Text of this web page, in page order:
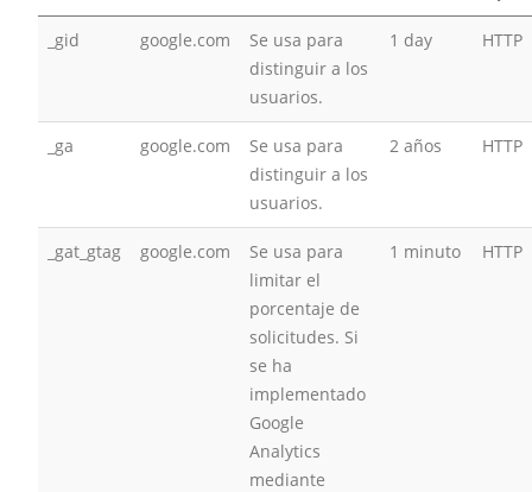
_gid google.com
Se usa para
distinguir a los
usuarios.
1 day HTTP
_ga google.com
Se usa para
distinguir a los
usuarios.
2 años HTTP
_gat_gtag google.com
Se usa para
limitar el
porcentaje de
solicitudes. Si
se ha
implementado
Google
Analytics
mediante
1 minuto HTTP